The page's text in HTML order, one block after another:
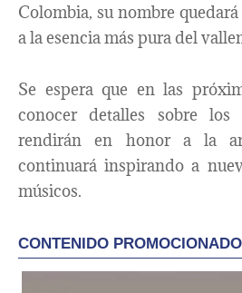
Colombia, su nombre
a la esencia más pura del
Se espera que en las
conocer detalles sobre los
rendirán en honor a la
continuará inspirando a
músicos.